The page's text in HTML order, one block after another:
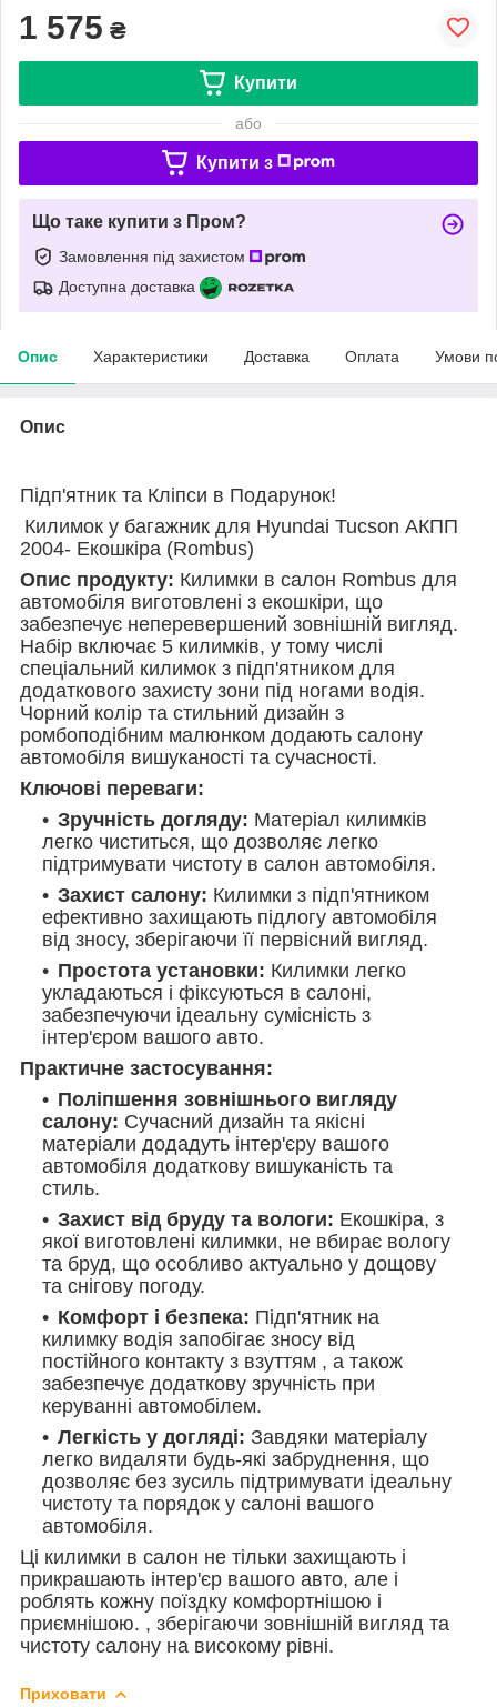
1 575 ₴
Купити
або
Купити з
Що таке купити з Пром?
Замовлення під захистом
Доступна доставка
Опис Характеристики Доставка Оплата Умови
Опис
Підп'ятник та Кліпси в Подарунок!
Килимок у багажник для Hyundai Tucson АКПП
2004- Екошкіра (Rombus)
Опис продукту: Килимки в салон Rombus для
автомобіля виготовлені з екошкіри, що
забезпечує неперевершений зовнішній вигляд.
Набір включає 5 килимків, у тому числі
спеціальний килимок з підп'ятником для
додаткового захисту зони під ногами водія.
Чорний колір та стильний дизайн з
ромбоподібним малюнком додають салону
автомобіля вишуканості та сучасності.
Ключові переваги:
Зручність догляду: Матеріал килимків
легко чиститься, що дозволяє легко
підтримувати чистоту в салон автомобіля.
Захист салону: Килимки з підп'ятником
ефективно захищають підлогу автомобіля
від зносу, зберігаючи її первісний вигляд.
Простота установки: Килимки легко
укладаються і фіксуються в салоні,
забезпечуючи ідеальну сумісність з
інтер'єром вашого авто.
Практичне застосування:
Поліпшення зовнішнього вигляду
салону: Сучасний дизайн та якісні
матеріали додадуть інтер'єру вашого
автомобіля додаткову вишуканість та
стиль.
Захист від бруду та вологи: Екошкіра, з
якої виготовлені килимки, не вбирає вологу
та бруд, що особливо актуально у дощову
та снігову погоду.
Комфорт і безпека: Підп'ятник на
килимку водія запобігає зносу від
постійного контакту з взуттям , а також
забезпечує додаткову зручність при
керуванні автомобілем.
Легкість у догляді: Завдяки матеріалу
легко видаляти будь-які забруднення, що
дозволяє без зусиль підтримувати ідеальну
чистоту та порядок у салоні вашого
автомобіля.
Ці килимки в салон не тільки захищають і
прикрашають інтер'єр вашого авто, але і
роблять кожну поїздку комфортнішою і
приємнішою. , зберігаючи зовнішній вигляд та
чистоту салону на високому рівні.
Приховати